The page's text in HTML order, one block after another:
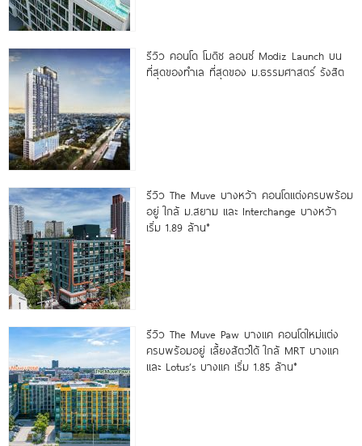
รีวิว คอนโด โมดิซ ลอนซ์ Modiz Launch บน
ที่สุดของทำเล ที่สุดของ ม.ธรรมศาสตร์ รังสิต
รีวิว The Muve บางหว้า คอนโดแต่งครบพร้อม
อยู่ ใกล้ ม.สยาม และ Interchange บางหว้า
เริ่ม 1.89 ล้าน*
รีวิว The Muve Paw บางแค คอนโดใหม่แต่ง
ครบพร้อมอยู่ เลี้ยงสัตว์ได้ ใกล้ MRT บางแค
และ Lotus’s บางแค เริ่ม 1.85 ล้าน*